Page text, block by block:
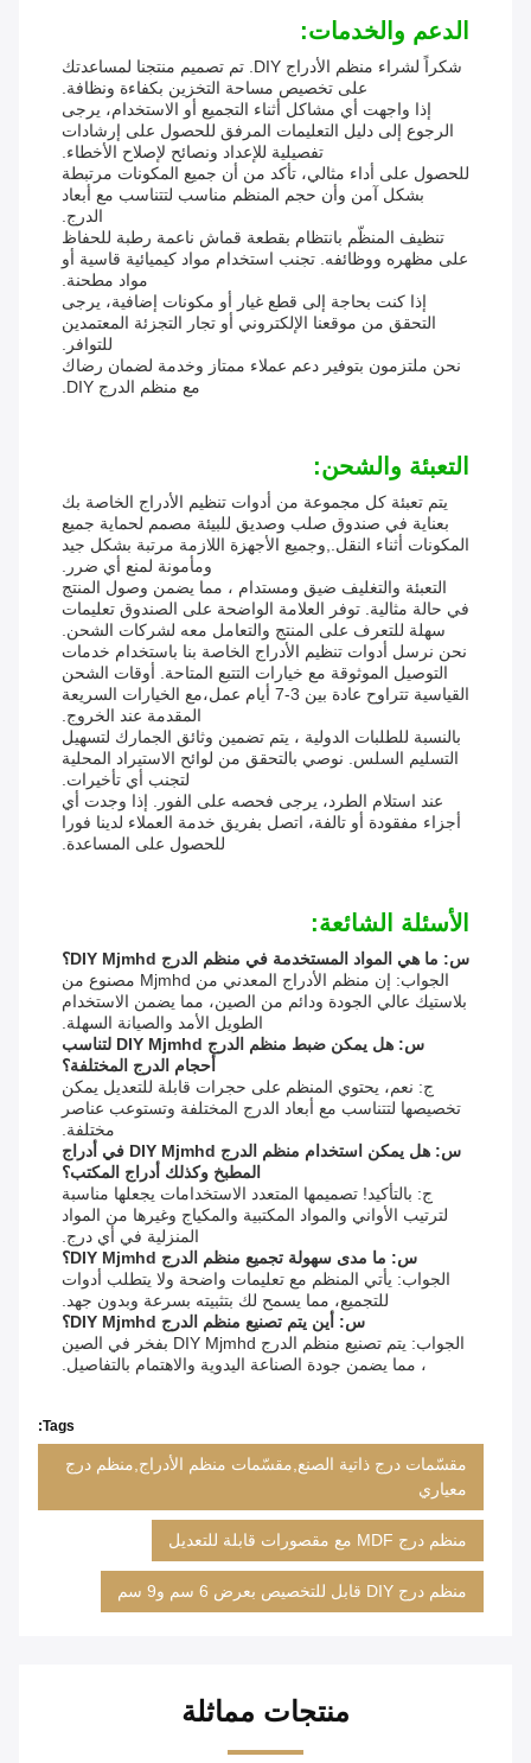
الدعم والخدمات:
شكراً لشراء منظم الأدراج DIY. تم تصميم منتجنا لمساعدتك
على تخصيص مساحة التخزين بكفاءة ونظافة.
إذا واجهت أي مشاكل أثناء التجميع أو الاستخدام، يرجى
الرجوع إلى دليل التعليمات المرفق للحصول على إرشادات
تفصيلية للإعداد ونصائح لإصلاح الأخطاء.
للحصول على أداء مثالي، تأكد من أن جميع المكونات مرتبطة
بشكل آمن وأن حجم المنظم مناسب لتتناسب مع أبعاد
الدرج.
تنظيف المنظّم بانتظام بقطعة قماش ناعمة رطبة للحفاظ
على مظهره ووظائفه. تجنب استخدام مواد كيميائية قاسية أو
مواد مطحنة.
إذا كنت بحاجة إلى قطع غيار أو مكونات إضافية، يرجى
التحقق من موقعنا الإلكتروني أو تجار التجزئة المعتمدين
للتوافر.
نحن ملتزمون بتوفير دعم عملاء ممتاز وخدمة لضمان رضاك
مع منظم الدرج DIY.
التعبئة والشحن:
يتم تعبئة كل مجموعة من أدوات تنظيم الأدراج الخاصة بك
بعناية في صندوق صلب وصديق للبيئة مصمم لحماية جميع
المكونات أثناء النقل.,وجميع الأجهزة اللازمة مرتبة بشكل جيد
ومأمونة لمنع أي ضرر.
التعبئة والتغليف ضيق ومستدام ، مما يضمن وصول المنتج
في حالة مثالية. توفر العلامة الواضحة على الصندوق تعليمات
سهلة للتعرف على المنتج والتعامل معه لشركات الشحن.
نحن نرسل أدوات تنظيم الأدراج الخاصة بنا باستخدام خدمات
التوصيل الموثوقة مع خيارات التتبع المتاحة. أوقات الشحن
القياسية تتراوح عادة بين 3-7 أيام عمل،مع الخيارات السريعة
المقدمة عند الخروج.
بالنسبة للطلبات الدولية ، يتم تضمين وثائق الجمارك لتسهيل
التسليم السلس. نوصي بالتحقق من لوائح الاستيراد المحلية
لتجنب أي تأخيرات.
عند استلام الطرد، يرجى فحصه على الفور. إذا وجدت أي
أجزاء مفقودة أو تالفة، اتصل بفريق خدمة العملاء لدينا فورا
للحصول على المساعدة.
الأسئلة الشائعة:
س: ما هي المواد المستخدمة في منظم الدرج DIY Mjmhd؟
الجواب: إن منظم الأدراج المعدني من Mjmhd مصنوع من
بلاستيك عالي الجودة ودائم من الصين، مما يضمن الاستخدام
الطويل الأمد والصيانة السهلة.
س: هل يمكن ضبط منظم الدرج DIY Mjmhd لتناسب
أحجام الدرج المختلفة؟
ج: نعم، يحتوي المنظم على حجرات قابلة للتعديل يمكن
تخصيصها لتتناسب مع أبعاد الدرج المختلفة وتستوعب عناصر
مختلفة.
س: هل يمكن استخدام منظم الدرج DIY Mjmhd في أدراج
المطبخ وكذلك أدراج المكتب؟
ج: بالتأكيد! تصميمها المتعدد الاستخدامات يجعلها مناسبة
لترتيب الأواني والمواد المكتبية والمكياج وغيرها من المواد
المنزلية في أي درج.
س: ما مدى سهولة تجميع منظم الدرج DIY Mjmhd؟
الجواب: يأتي المنظم مع تعليمات واضحة ولا يتطلب أدوات
للتجميع، مما يسمح لك بتثبيته بسرعة وبدون جهد.
س: أين يتم تصنيع منظم الدرج DIY Mjmhd؟
الجواب: يتم تصنيع منظم الدرج DIY Mjmhd بفخر في الصين
، مما يضمن جودة الصناعة اليدوية والاهتمام بالتفاصيل.
Tags:
مقسّمات درج ذاتية الصنع,مقسّمات منظم الأدراج,منظم درج
معياري
منظم درج MDF مع مقصورات قابلة للتعديل
منظم درج DIY قابل للتخصيص بعرض 6 سم و9 سم
منتجات مماثلة